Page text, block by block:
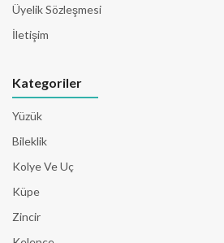
Üyelik Sözleşmesi
İletişim
Kategoriler
Yüzük
Bileklik
Kolye Ve Uç
Küpe
Zincir